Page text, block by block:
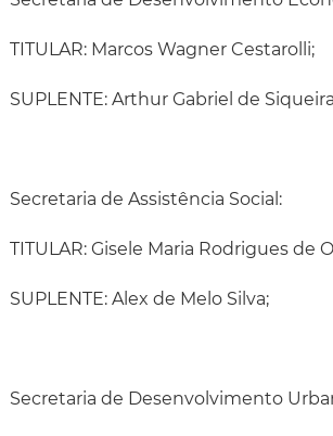
TITULAR: Marcos Wagner Cestarolli;
SUPLENTE: Arthur Gabriel de
Secretaria de Assistência Social:
TITULAR: Gisele Maria Rodrigues de
SUPLENTE: Alex de Melo Silva;
Secretaria de Desenvolvimento